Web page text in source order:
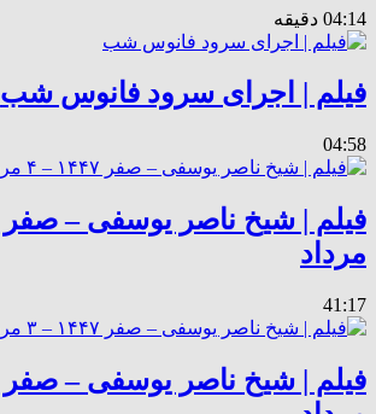
04:14 دقیقه
فیلم | اجرای سرود فانوس شب
04:58
مرداد
41:17